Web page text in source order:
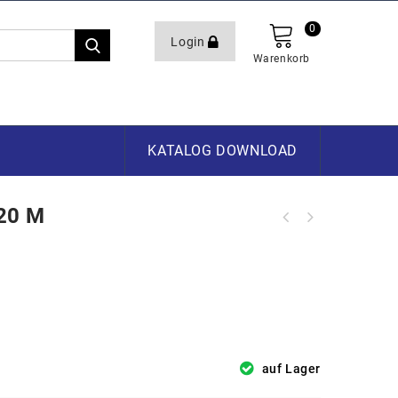
Login
Warenkorb
0
KATALOG DOWNLOAD
M
auf Lager